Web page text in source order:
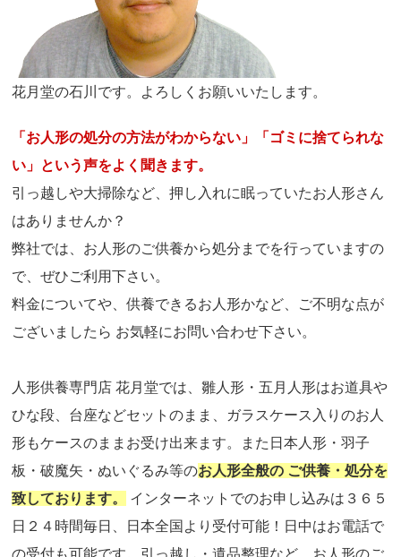
花月堂の石川です。よろしくお願いいたします。
「お人形の処分の方法がわからない」「ゴミに捨てられな
い」という声をよく聞きます。
引っ越しや大掃除など、押し入れに眠っていたお人形さん
はありませんか？
弊社では、お人形のご供養から処分までを行っていますの
で、ぜひご利用下さい。
料金についてや、供養できるお人形かなど、ご不明な点が
ございましたら お気軽にお問い合わせ下さい。
人形供養専門店 花月堂では、雛人形・五月人形はお道具や
ひな段、台座などセットのまま、ガラスケース入りのお人
形もケースのままお受け出来ます。また日本人形・羽子
板・破魔矢・ぬいぐるみ等のお人形全般の ご供養・処分を
致しております。
インターネットでのお申し込みは３６５
日２４時間毎日、日本全国より受付可能！日中はお電話で